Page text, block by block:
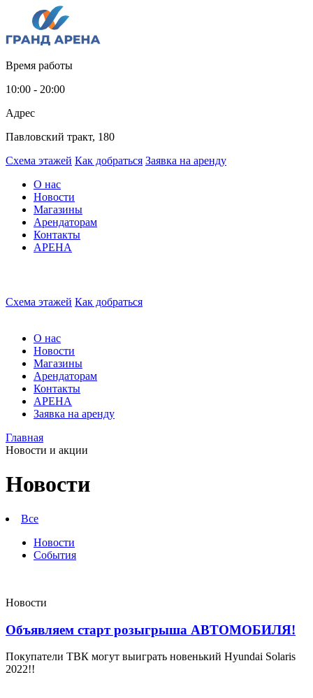
Время работы
10:00 - 20:00
Адрес
Павловский тракт, 180
Схема этажей Как добраться Заявка на аренду
О нас
Новости
Магазины
Арендаторам
Контакты
АРЕНА
Схема этажей Как добраться
О нас
Новости
Магазины
Арендаторам
Контакты
АРЕНА
Заявка на аренду
Мебельные
магазины
в
Барнауле
Новости
Новости
Большой
и
корпусной
мебели
центр
Гранд
Арена.
Купить
мебель
в
Главная
Новости и акции
Новости
Все
Новости
События
Новости
Объявляем старт розыгрыша АВТОМОБИЛЯ!
Покупатели ТВК могут выиграть новенький Hyundai Solaris
2022!!